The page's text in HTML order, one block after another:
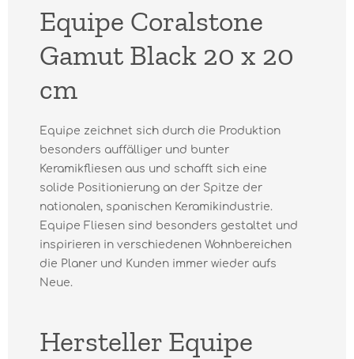
Equipe Coralstone
Gamut Black 20 x 20
cm
Equipe zeichnet sich durch die Produktion
besonders auffälliger und bunter
Keramikfliesen aus und schafft sich eine
solide Positionierung an der Spitze der
nationalen, spanischen Keramikindustrie.
Equipe Fliesen sind besonders gestaltet und
inspirieren in verschiedenen Wohnbereichen
die Planer und Kunden immer wieder aufs
Neue.
Hersteller Equipe